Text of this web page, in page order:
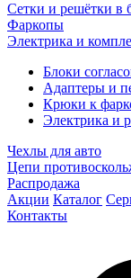
Сетки и решётки в
Фаркопы
Электрика и
Блоки
Адаптеры и
Крюки к
Электрика и
Чехлы для авто
Цепи
Распродажа
Акции Каталог
Контакты